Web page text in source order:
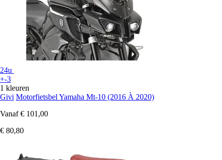
24u
+-3
1 kleuren
Givi Motorfietsbel Yamaha Mt-10 (2016 À 2020)
Vanaf € 101,00
€ 80,80